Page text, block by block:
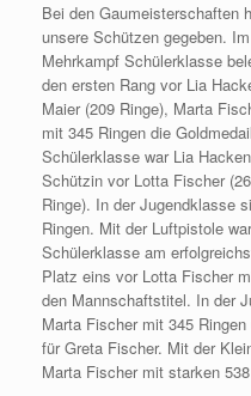
Bei den Gaumeisterschaften
unsere Schützen gegeben.
Mehrkampf Schülerklasse
den ersten Rang vor Lia
Maier (209 Ringe), Marta
mit 345 Ringen die
Schülerklasse war Lia
Schützin vor Lotta Fischer
Ringe). In der Jugendklasse
Ringen. Mit der Luftpistole
Schülerklasse am
Platz eins vor Lotta Fischer
den Mannschaftstitel. In der
Marta Fischer mit 345
für Greta Fischer. Mit der
Marta Fischer mit starken